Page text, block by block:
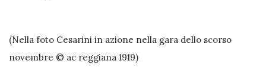
(Nella foto Cesarini in azione nella gara dello scorso
novembre © ac reggiana 1919)